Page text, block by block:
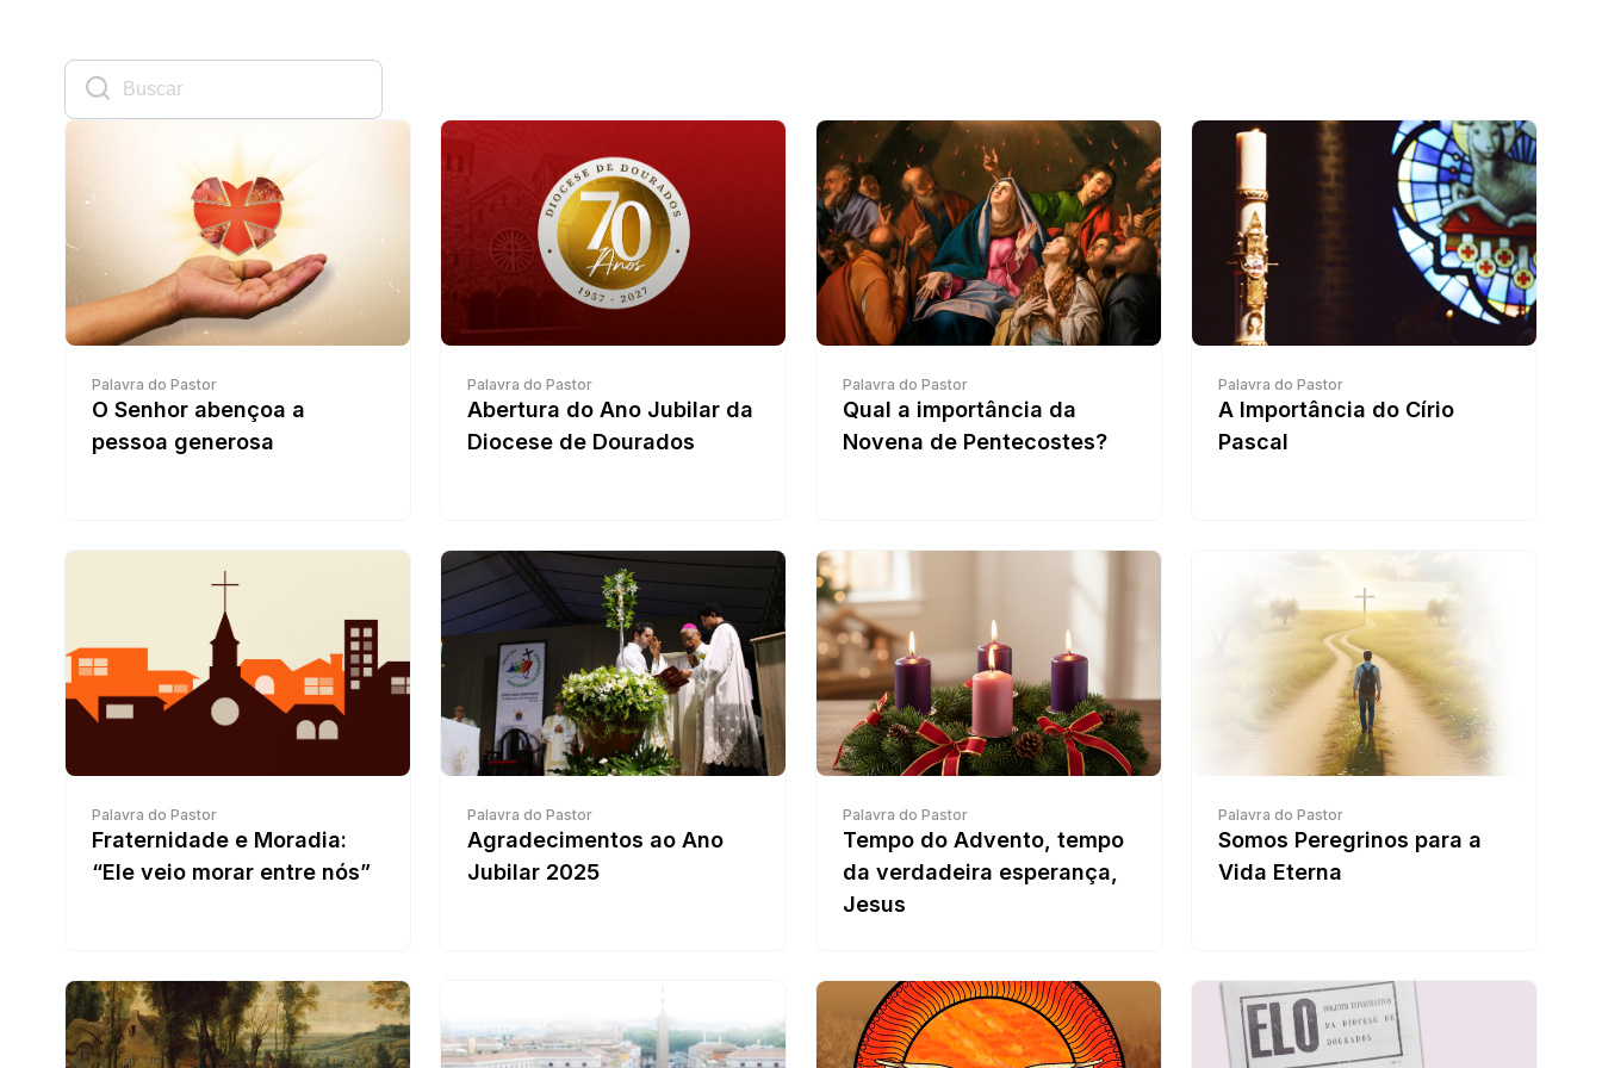
Palavra do Pastor
O Senhor abençoa a
pessoa generosa
Palavra do Pastor
Abertura do Ano Jubilar da
Diocese de Dourados
Palavra do Pastor
Qual a importância da
Novena de Pentecostes?
Palavra do Pastor
A Importância do Círio
Pascal
Palavra do Pastor
Fraternidade e Moradia:
“Ele veio morar entre nós”
Palavra do Pastor
Agradecimentos ao Ano
Jubilar 2025
Palavra do Pastor
Tempo do Advento, tempo
da verdadeira esperança,
Jesus
Palavra do Pastor
Somos Peregrinos para a
Vida Eterna